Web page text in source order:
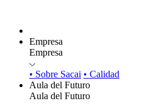
Empresa
Empresa
• Sobre Sacai • Calidad
Aula del Futuro
Aula del Futuro